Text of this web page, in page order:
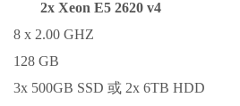
2x Xeon E5 2620 v4
8 x 2.00 GHZ
128 GB
3x 500GB SSD 或 2x 6TB HDD